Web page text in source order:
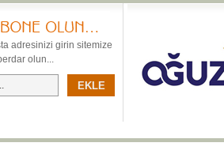
adresinizi girin sitemize
olun...